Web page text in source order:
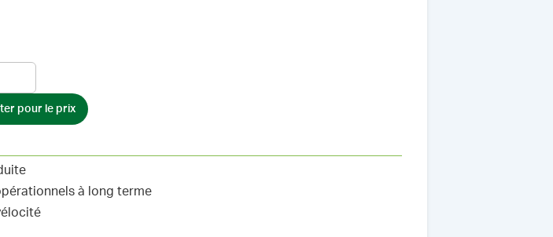
pour le prix
à long terme